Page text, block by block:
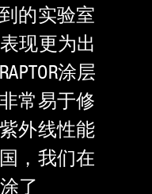
的实验室
现更为出
涂层
常易于修
外线性能
，我们在
了